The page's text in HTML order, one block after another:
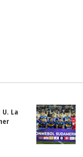
La